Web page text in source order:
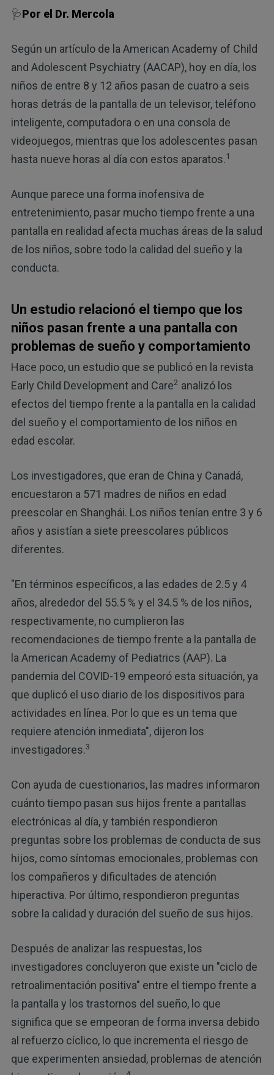
🩺Por el Dr. Mercola
Según un artículo de la American Academy of Child
and Adolescent Psychiatry (AACAP), hoy en día, los
niños de entre 8 y 12 años pasan de cuatro a seis
horas detrás de la pantalla de un televisor, teléfono
inteligente, computadora o en una consola de
videojuegos, mientras que los adolescentes pasan
hasta nueve horas al día con estos aparatos.1
Aunque parece una forma inofensiva de
entretenimiento, pasar mucho tiempo frente a una
pantalla en realidad afecta muchas áreas de la salud
de los niños, sobre todo la calidad del sueño y la
conducta.
Un estudio relacionó el tiempo que los
niños pasan frente a una pantalla con
problemas de sueño y comportamiento
Hace poco, un estudio que se publicó en la revista
Early Child Development and Care2 analizó los
efectos del tiempo frente a la pantalla en la calidad
del sueño y el comportamiento de los niños en
edad escolar.
Los investigadores, que eran de China y Canadá,
encuestaron a 571 madres de niños en edad
preescolar en Shanghái. Los niños tenían entre 3 y 6
años y asistían a siete preescolares públicos
diferentes.
"En términos específicos, a las edades de 2.5 y 4
años, alrededor del 55.5 % y el 34.5 % de los niños,
respectivamente, no cumplieron las
recomendaciones de tiempo frente a la pantalla de
la American Academy of Pediatrics (AAP). La
pandemia del COVID-19 empeoró esta situación, ya
que duplicó el uso diario de los dispositivos para
actividades en línea. Por lo que es un tema que
requiere atención inmediata", dijeron los
investigadores.3
Con ayuda de cuestionarios, las madres informaron
cuánto tiempo pasan sus hijos frente a pantallas
electrónicas al día, y también respondieron
preguntas sobre los problemas de conducta de sus
hijos, como síntomas emocionales, problemas con
los compañeros y dificultades de atención
hiperactiva. Por último, respondieron preguntas
sobre la calidad y duración del sueño de sus hijos.
Después de analizar las respuestas, los
investigadores concluyeron que existe un "ciclo de
retroalimentación positiva" entre el tiempo frente a
la pantalla y los trastornos del sueño, lo que
significa que se empeoran de forma inversa debido
al refuerzo cíclico, lo que incrementa el riesgo de
que experimenten ansiedad, problemas de atención